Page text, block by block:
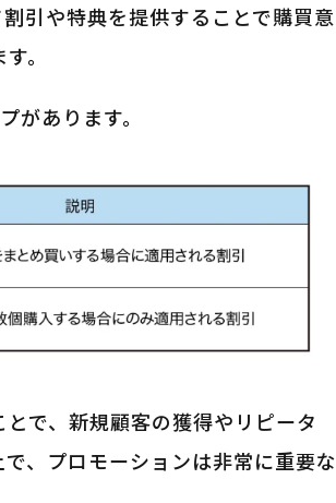
引や特典を提供することで購買意
。
があります。
で、新規顧客の獲得やリピータ
、プロモーションは非常に重要な